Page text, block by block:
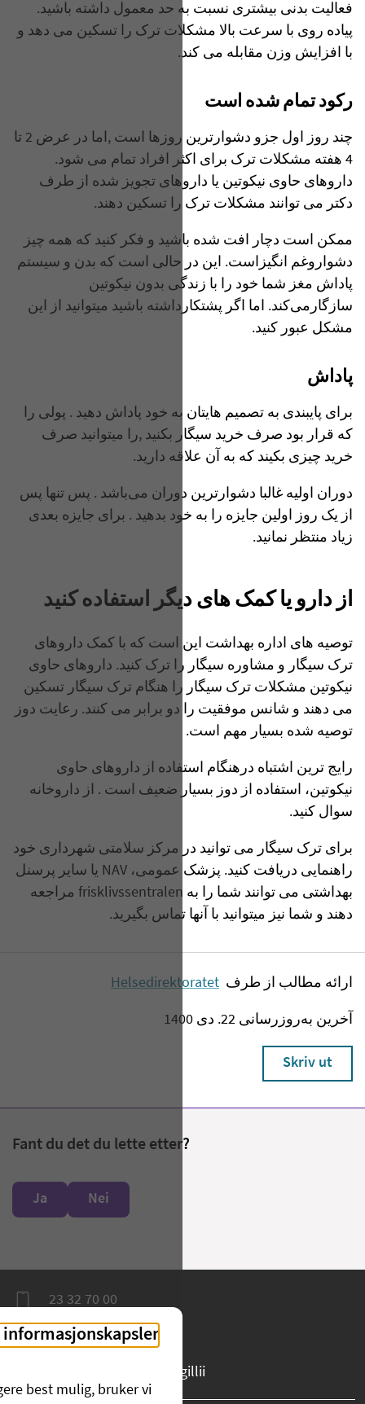
فعالیت بدنی بیشتری نسبت به حد معمول داشته باشید.
پیاده روی با سرعت بالا مشکلات ترک را تسکین می دهد و
با افزایش وزن مقابله می کند.
رکود تمام شده است
چند روز اول جزو دشوار‌ترین روز‌ها است ,اما در عرض 2 تا
4 هفته مشکلات ترک برای اکثر افراد تمام می شود.
داروهای حاوی نیکوتین یا داروهای تجویز شده از طرف
دکتر می توانند مشکلات ترک را تسکین دهند.
ممکن است دچار افت شده باشید و فکر کنید که همه چیز
دشواروغم انگیزاست. این در حالی است که بدن و سیستم
پاداش مغز شما خود را با زندگی بدون نیکوتین
سازگارمی‌کند. اما اگر پشتکارداشته باشید میتوانید از این
مشکل عبور کنید.
پاداش
برای پایبندی به تصمیم هایتان به خود پاداش دهید . پولی را
که قرار بود صرف خرید سیگار بکنید ,را میتوانید صرف
خرید چیزی بکیند که به آن علاقه دارید.
دوران اولیه غالبا دشوار‌ترین دوران می‌باشد . پس تنها پس
از یک روز اولین جایزه را به خود بدهید . برای جایزه بعدی
زیاد منتظر نمانید.
از دارو یا کمک های دیگر استفاده کنید
توصیه های اداره بهداشت این است که با کمک داروهای
ترک سیگار و مشاوره سیگار را ترک کنید. داروهای حاوی
نیکوتین مشکلات ترک سیگار را هنگام ترک سیگار تسکین
می دهند و شانس موفقیت را دو برابر می کنند. رعایت دوز
توصیه شده بسیار مهم است.
رایج ترین اشتباه درهنگام استفاده از داروهای حاوی
نیکوتین، استفاده از دوز بسیار ضعیف است . از داروخانه
سوال کنید.
برای ترک سیگار می توانید در مرکز سلامتی شهرداری خود
راهنمایی دریافت کنید. پزشک عمومی، NAV یا سایر پرسنل
بهداشتی می توانند شما را به frisklivssentralen مراجعه
دهند و شما نیز میتوانید با آنها تماس بگیرید.
ارائه مطالب از طرف Helsedirektoratet
آخرین به‌روزرسانی 22. دی 1400
Skriv ut
Fant du det du lette etter?
Ja Nei